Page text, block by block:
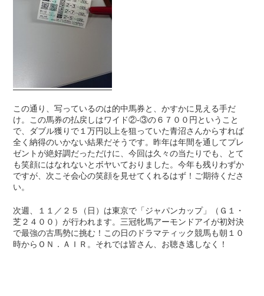
この通り、写っているのは的中馬券と、かすかに見える手だ
け。この馬券の払戻しはワイド②-③の６７００円ということ
で、ダブル獲りで１万円以上を狙っていた青沼さんからすれば
全く納得のいかない結果だそうです。昨年は年間を通してプレ
ゼントが絶好調だっただけに、今回は久々の当たりでも、とて
も笑顔にはなれないとボヤいておりました。今年も残りわずか
ですが、次こそ会心の笑顔を見せてくれるはず！ご期待くださ
い。
次週、１１／２５（日）は東京で「ジャパンカップ」（Ｇ１・
芝２４００）が行われます。三冠牝馬アーモンドアイが初対決
で最強の古馬勢に挑む！この日のドラマティック競馬も朝１０
時からＯＮ．ＡＩＲ。それでは皆さん、お聴き逃しなく！